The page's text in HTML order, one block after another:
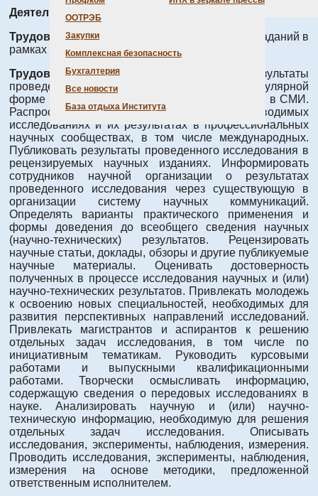
ООТРЭБ
Закупки
Комплексная безопасность
Бухгалтерия
Все новости
База отдыха Института
Деятельность:Проведение исследования
Трудовые функции:
Выполнение отдельных заданий в
рамках решения задач исследования
Трудовые действия:
Представлять результаты
проведенных исследований в научно-популярной
форме посредством выступлений и публикаций в СМИ.
Распространять информацию о проводимых
исследованиях и их результатах в профессиональных
научных сообществах, в том числе международных.
Публиковать результаты проведенного исследования в
рецензируемых научных изданиях. Информировать
сотрудников научной организации о результатах
проведенного исследования через существующую в
организации систему научных коммуникаций.
Определять варианты практического применения и
формы доведения до всеобщего сведения научных
(научно-технических) результатов. Рецензировать
научные статьи, доклады, обзоры и другие публикуемые
научные материалы. Оценивать достоверность
полученных в процессе исследования научных и (или)
научно-технических результатов. Привлекать молодежь
к освоению новых специальностей, необходимых для
развития перспективных направлений исследований.
Привлекать магистрантов и аспирантов к решению
отдельных задач исследования, в том числе по
инициативным тематикам. Руководить курсовыми
работами и выпускными квалификационными
работами. Творчески осмысливать информацию,
содержащую сведения о передовых исследованиях в
науке. Анализировать научную и (или) научно-
техническую информацию, необходимую для решения
отдельных задач исследования. Описывать
исследования, эксперименты, наблюдения, измерения.
Проводить исследования, эксперименты, наблюдения,
измерения на основе методики, предложенной
ответственным исполнителем.